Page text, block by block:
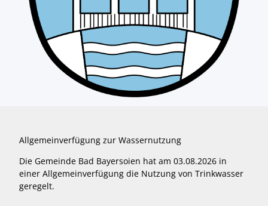
Allgemeinverfügung zur Wassernutzung
Die Gemeinde Bad Bayersoien hat am 03.08.2026 in
einer Allgemeinverfügung die Nutzung von Trinkwasser
geregelt.